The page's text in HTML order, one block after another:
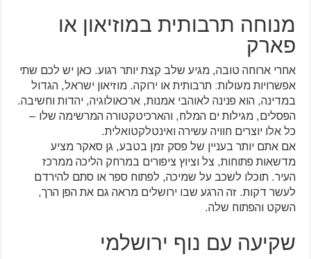
מנוחה תרבותית במוזיאון או
פארק
אחרי ארוחה טובה, מגיע שלב קצת יותר רגוע. כאן יש לכם שתי
אפשרויות מעולות: תרבותית או ירוקה. מוזיאון ישראל, הגדול
במדינה, הוא פנינה לאוהבי אמנות, ארכאולוגיה, יהדות וחשיבה.
הפסלים, מגילות ים המלח, והארכיטקטורה המרשימה שלו –
כל אלו יוצרים חוויה עשירה ואינטלקטואלית.
אם אתם יותר בעניין של פסק זמן בטבע, גן סאקר מציע
מדשאות פתוחות, צל וציוץ ציפורים במרחק הליכה ממרכז
העיר. תוכלו לשכב על שמיכה, לפתוח ספר או סתם להירדם
לעשר דקות. זה הרגע שבו ירושלים מראה גם את הפן הרך,
השקט והפתוח שלה.
שקיעה עם נוף ירושלמי